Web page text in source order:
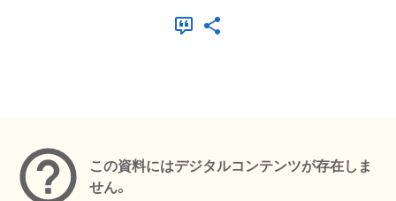
この資料にはデジタルコンテンツが存在しま
せん。